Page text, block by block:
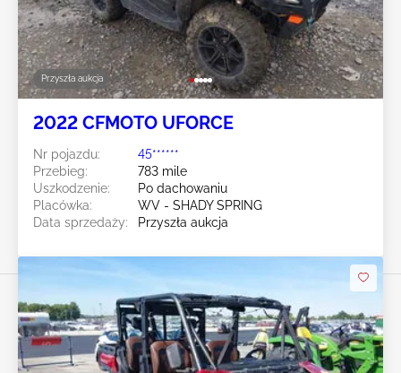
Przyszła aukcja
2022 CFMOTO UFORCE
Nr pojazdu:
45******
Przebieg:
783 mile
Uszkodzenie:
Po dachowaniu
Placówka:
WV - SHADY SPRING
Data sprzedaży:
Przyszła aukcja